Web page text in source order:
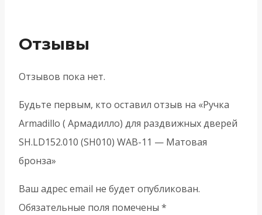
Отзывы
Отзывов пока нет.
Будьте первым, кто оставил отзыв на «Ручка
Armadillo ( Армадилло) для раздвижных дверей
SH.LD152.010 (SH010) WAB-11 — Матовая
бронза»
Ваш адрес email не будет опубликован.
Обязательные поля помечены *